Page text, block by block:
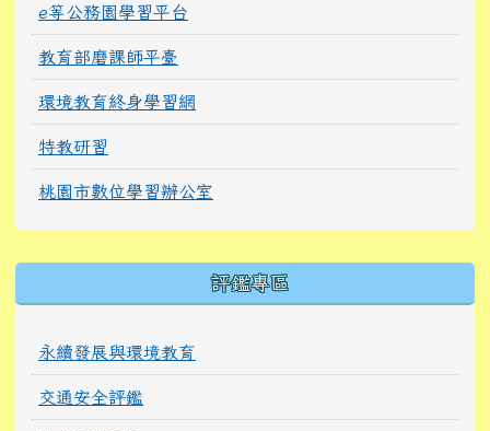
e等公務園學習平台
教育部磨課師平臺
環境教育終身學習網
特教研習
桃園市數位學習辦公室
評鑑專區
永續發展與環境教育
交通安全評鑑